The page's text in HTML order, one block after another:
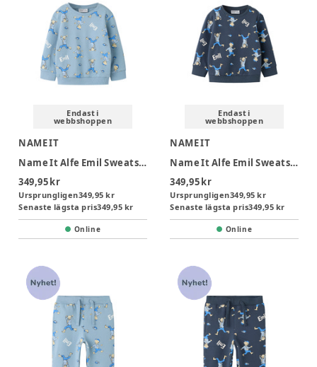
Endast i
webbshoppen
NAME IT
Name It Alfe Emil Sweatshirt - Ashley Blue
349,95 kr
Ursprungligen349,95 kr
Senaste lägsta pris349,95 kr
Online
Endast i
webbshoppen
NAME IT
Name It Alfe Emil Sweatshirt - Ombre Blue
349,95 kr
Ursprungligen349,95 kr
Senaste lägsta pris349,95 kr
Online